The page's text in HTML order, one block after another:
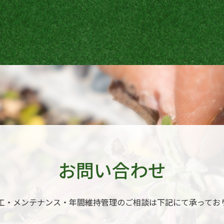
お問い合わせ
‧メンテナンス‧年間維持管理のご相談は下記にて承ってお